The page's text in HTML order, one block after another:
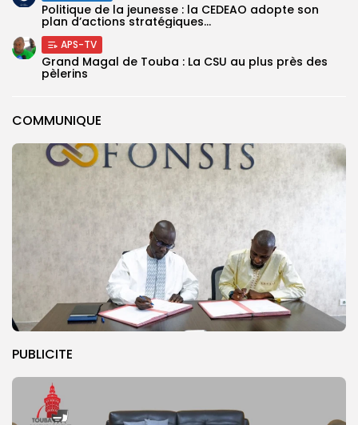
COMMUNIQUE
PUBLICITE
Politique de la jeunesse : la CEDEAO adopte son
plan d’actions stratégiques...
APS-TV
Grand Magal de Touba : La CSU au plus près des
pèlerins